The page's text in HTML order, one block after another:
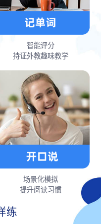
智能评分
持证外教趣味教学
场景化模拟
提升阅读习惯
练